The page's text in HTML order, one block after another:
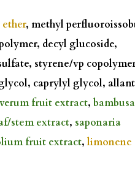
, methyl
decyl glucoside,
styrene/vp
caprylyl glycol,
fruit extract, bambusa
stem extract, saponaria
fruit extract,limonene